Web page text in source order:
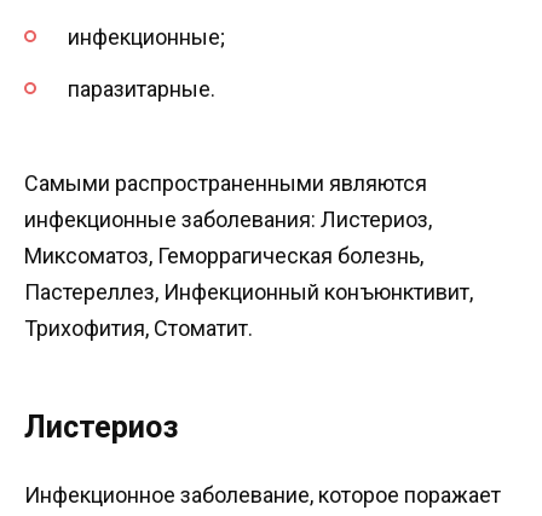
инфекционные;
паразитарные.
Самыми распространенными являются
инфекционные заболевания: Листериоз,
Миксоматоз, Геморрагическая болезнь,
Пастереллез, Инфекционный конъюнктивит,
Трихофития, Стоматит.
Листериоз
Инфекционное заболевание, которое поражает